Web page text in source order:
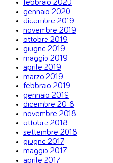
febbraio 2020
gennaio 2020
dicembre 2019
novembre 2019
ottobre 2019
giugno 2019
maggio 2019
aprile 2019
marzo 2019
febbraio 2019
gennaio 2019
dicembre 2018
novembre 2018
ottobre 2018
settembre 2018
giugno 2017
maggio 2017
aprile 2017